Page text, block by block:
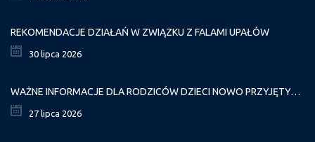
REKOMENDACJE DZIAŁAŃ W ZWIĄZKU Z FALAMI UPAŁÓW
30 lipca 2026
WAŻNE INFORMACJE DLA RODZICÓW DZIECI NOWO PRZYJĘTYCH GR. I
27 lipca 2026